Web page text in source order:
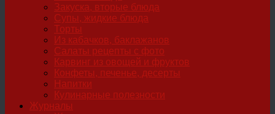
Закуска, вторые блюда
Супы, жидкие блюда
Торты
Из кабачков, баклажанов
Салаты рецепты с фото
Карвинг из овощей и фруктов
Конфеты, печенье, десерты
Напитки
Кулинарные полезности
Журналы